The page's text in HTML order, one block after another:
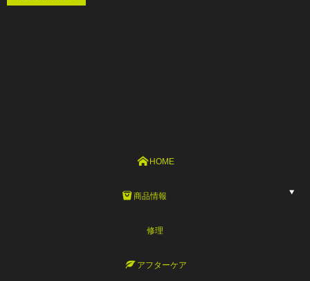
HOME
商品情報
修理
アフターケア